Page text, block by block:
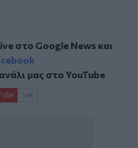
στο Google Newsκαι
μας στοYouTube